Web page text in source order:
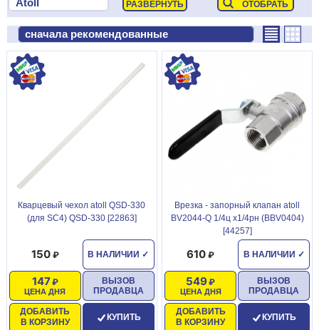
Кварцевый чехол atoll QSD-330
(для SC4) QSD-330 [22863]
В НАЛИЧИИ ✓
150
ЦЕНА ДНЯ
147
ДОБАВИТЬ
В КОРЗИНУ
ВЫЗОВ
ПРОДАВЦА
КУПИТЬ
Врезка - запорный клапан atoll
BV2044-Q 1/4ц x1/4рн (BBV0404)
[44257]
В НАЛИЧИИ ✓
610
ЦЕНА ДНЯ
549
ДОБАВИТЬ
В КОРЗИНУ
ВЫЗОВ
ПРОДАВЦА
КУПИТЬ